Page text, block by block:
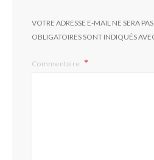
VOTRE ADRESSE E-MAIL NE SERA
OBLIGATOIRES SONT INDIQUÉS
Commentaire